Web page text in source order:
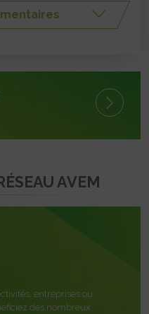
AVEM
entreprises ou
des nombreux